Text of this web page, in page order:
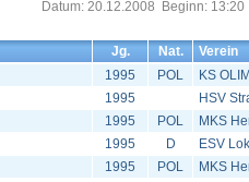
Datum: 20.12.2008 Beginn: 13:20
Jg. Nat.
Verein
1995 POL
KS
1995
HSV
1995 POL
MKS
1995 D
ESV
1995 POL MKS